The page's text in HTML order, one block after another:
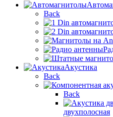
Back
Акустика
Back
Back
двухполосная